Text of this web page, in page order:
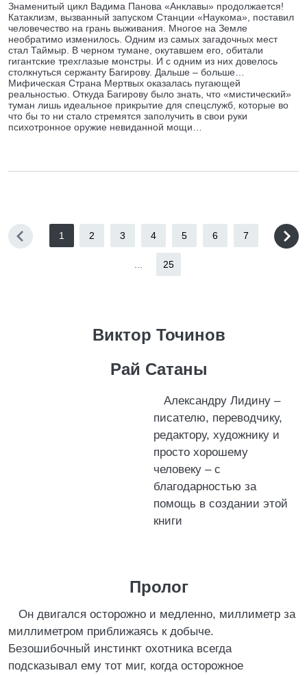
Знаменитый цикл Вадима Панова «Анклавы» продолжается!
Катаклизм, вызванный запуском Станции «Наукома», поставил
человечество на грань выживания. Многое на Земле
необратимо изменилось. Одним из самых загадочных мест
стал Таймыр. В черном тумане, окутавшем его, обитали
гигантские трехглазые монстры. И с одним из них довелось
столкнуться сержанту Багирову. Дальше – больше…
Мифическая Страна Мертвых оказалась пугающей
реальностью. Откуда Багирову было знать, что «мистический»
туман лишь идеальное прикрытие для спецслужб, которые во
что бы то ни стало стремятся заполучить в свои руки
психотронное оружие невиданной мощи…
1 2 3 4 5 6 7
25
Виктор Точинов
Рай Сатаны
Александру Лидину –
писателю, переводчику,
редактору, художнику и
просто хорошему
человеку – с
благодарностью за
помощь в создании этой
книги
Пролог
Он двигался осторожно и медленно, миллиметр за
миллиметром приближаясь к добыче.
Безошибочный инстинкт охотника всегда
подсказывал ему тот миг, когда осторожное